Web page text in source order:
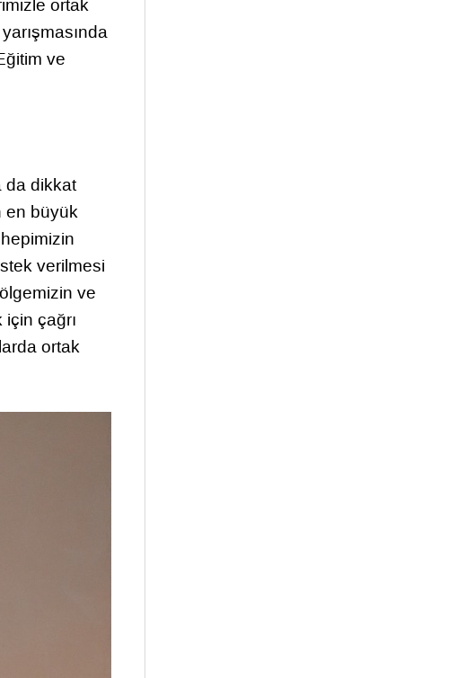
ortak
ve
da dikkat
en büyük
verilmesi
ve
çağrı
ortak